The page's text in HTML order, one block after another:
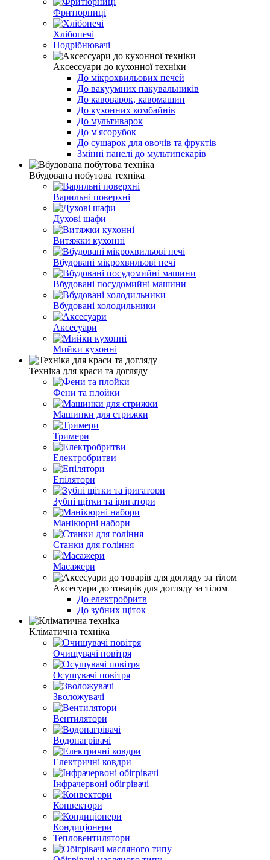
Фритюрниці
Хлібопечі
Подрібнювачі
Аксессуари до кухонної техніки
До мікрохвильових печей
До вакуумних пакувальників
До кавоварок, кавомашин
До кухонних комбайнів
До мультиварок
До м'ясорубок
До сушарок для овочів та фруктів
Змінні панелі до мультипекарів
Вбудована побутова техніка
Варильні поверхні
Духові шафи
Витяжки кухонні
Вбудовані мікрохвильові печі
Вбудовані посудомийні машини
Вбудовані холодильники
Аксесуари
Мийки кухонні
Техніка для краси та догляду
Фени та плойки
Машинки для стрижки
Тримери
Електробритви
Епілятори
Зубні щітки та іригатори
Манікюрні набори
Станки для гоління
Масажери
Аксесуари до товарів для догляду за тілом
До електробритв
До зубних щіток
Кліматична техніка
Очищувачі повітря
Осушувачі повітря
Зволожувачі
Вентилятори
Водонагрівачі
Електричні ковдри
Інфрачервоні обігрівачі
Конвектори
Кондиціонери
Тепловентилятори